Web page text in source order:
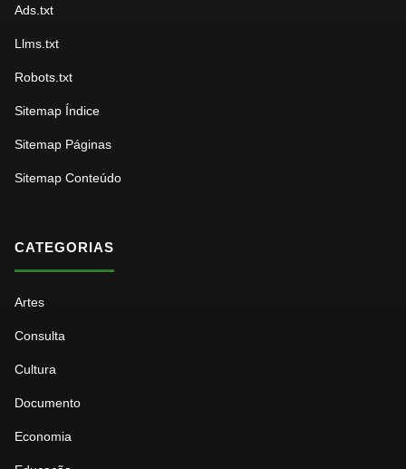
Ads.txt
Llms.txt
Robots.txt
Sitemap Índice
Sitemap Páginas
Sitemap Conteúdo
CATEGORIAS
Artes
Consulta
Cultura
Documento
Economia